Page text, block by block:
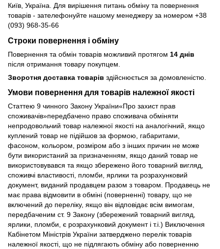
Київ, Україна. Для вирішення питань обміну та повернення
товарів - зателефонуйте нашому менеджеру за номером +38
(093) 968-35-66
Строки повернення і обміну
Повернення та обмін товарів можливий протягом 14 днів
після отримання товару покупцем.
Зворотня доставка товарів здійснюється за домовленістю.
Умови повернення для товарів належної якості
Статтею 9 чинного Закону України«Про захист прав
споживачів»передбачено право споживача обміняти
непродовольчий товар належної якості на аналогічний, якщо
куплений товар не підійшов за формою, габаритами,
фасоном, кольором, розміром або з інших причин не може
бути використаний за призначенням, якщо даний товар не
використовувався та якщо збережено його товарний вигляд,
споживчі властивості, пломби, ярлики та розрахунковий
документ, виданий продавцем разом з товаром. Продавець не
має права відмовити в обміні (поверненні) товару, що не
включений до переліку, якщо він відповідає всім вимогам,
передбаченим ст. 9 Закону (збережений товарний вигляд,
ярлики, пломби, є розрахунковий документ і т.і.) Виключення
Кабінетом Міністрів України затверджено перелік товарів
належної якості, що не підлягають обміну або поверненню